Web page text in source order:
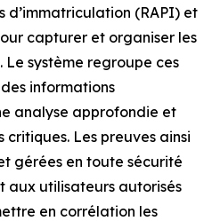
(RAPI) et
capturer et organiser les
Le système regroupe ces
informations
analyse approfondie et
critiques. Les preuves ainsi
gérées en toute sécurité
aux utilisateurs autorisés
en corrélation les